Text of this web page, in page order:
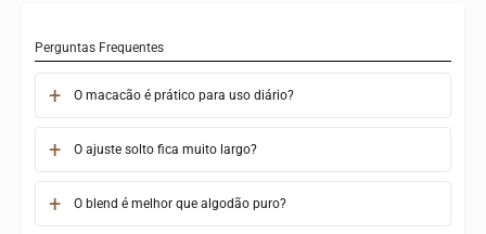
Perguntas Frequentes
O macacão é prático para uso diário?
O ajuste solto fica muito largo?
O blend é melhor que algodão puro?